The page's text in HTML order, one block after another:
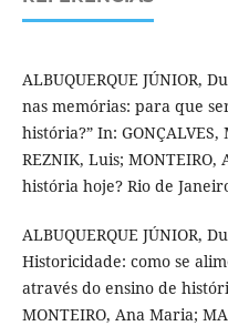
ALBUQUERQUE JÚNIOR,
nas memórias: para que
história?” In:
REZNIK, Luis;
história hoje? Rio de
ALBUQUERQUE JÚNIOR,
Historicidade: como se
através do ensino de
MONTEIRO, Ana Maria;